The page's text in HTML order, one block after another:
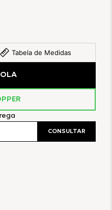
Tabela de Medidas
CONSULTAR